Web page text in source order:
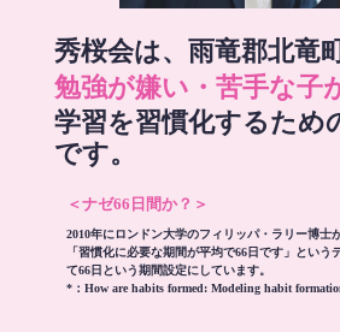
秀桜会は、雨竜郡北竜
勉強が嫌い・苦手な子
学習を習慣化するため
です。
＜ナゼ66日間か？＞
2010年にロンドン大学のフィリッパ・ラリー博士
「習慣化に必要な期間が平均で66日です」という
て66日という期間設定にしています。
*： How are habits formed: Modeling habit